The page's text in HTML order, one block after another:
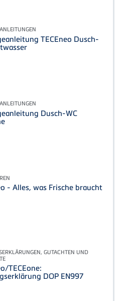
TECEneo Dusch-
Dusch-WC
- Alles, was Frische braucht
GUTACHTEN UND
TECEone:
DOP EN997